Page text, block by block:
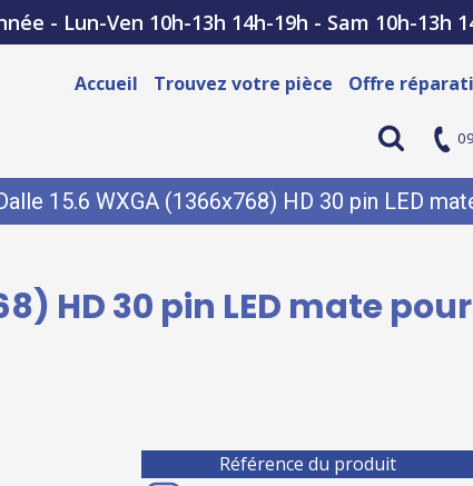
- Lun-Ven 10h-13h 14h-19h - Sam 10h-13h
Accueil Trouvez votre pièce Offre
15.6 WXGA (1366x768) HD 30 pin LED
HD 30 pin LED mate
Référence du produit